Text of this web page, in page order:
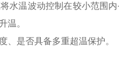
水温波动控制在较小范围
温。
、是否具备多重超温保护。